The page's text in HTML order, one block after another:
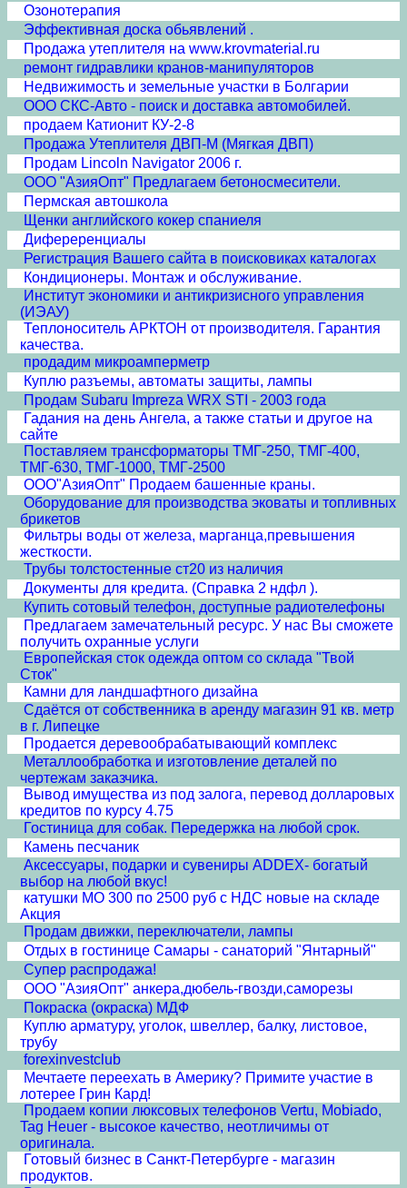
Озонотерапия
Эффективная доска обьявлений .
Продажа утеплителя на www.krovmaterial.ru
ремонт гидравлики кранов-манипуляторов
Недвижимость и земельные участки в Болгарии
ООО СКС-Авто - поиск и доставка автомобилей.
продаем Катионит КУ-2-8
Продажа Утеплителя ДВП-М (Мягкая ДВП)
Продам Lincoln Navigator 2006 г.
ООО "АзияОпт" Предлагаем бетоносмесители.
Пермская автошкола
Щенки английского кокер спаниеля
Дифереренциалы
Регистрация Вашего сайта в поисковиках каталогах
Кондиционеры. Монтаж и обслуживание.
Институт экономики и антикризисного управления
(ИЭАУ)
Теплоноситель АРКТОН от производителя. Гарантия
качества.
продадим микроамперметр
Куплю разъемы, автоматы защиты, лампы
Продам Subaru Impreza WRX STI - 2003 года
Гадания на день Ангела, а также статьи и другое на
сайте
Поставляем трансформаторы ТМГ-250, ТМГ-400,
ТМГ-630, ТМГ-1000, ТМГ-2500
ООО"АзияОпт" Продаем башенные краны.
Оборудование для производства эковаты и топливных
брикетов
Фильтры воды от железа, марганца,превышения
жесткости.
Трубы толстостенные ст20 из наличия
Документы для кредита. (Справка 2 ндфл ).
Купить сотовый телефон, доступные радиотелефоны
Предлагаем замечательный ресурс. У нас Вы сможете
получить охранные услуги
Европейская сток одежда оптом со склада "Твой
Сток"
Камни для ландшафтного дизайна
Сдаётся от собственника в аренду магазин 91 кв. метр
в г. Липецке
Продается деревообрабатывающий комплекс
Металлообработка и изготовление деталей по
чертежам заказчика.
Вывод имущества из под залога, перевод долларовых
кредитов по курсу 4.75
Гостиница для собак. Передержка на любой срок.
Камень песчаник
Аксессуары, подарки и сувениры ADDEX- богатый
выбор на любой вкус!
катушки МО 300 по 2500 руб с НДС новые на складе
Акция
Продам движки, переключатели, лампы
Отдых в гостинице Самары - санаторий "Янтарный"
Супер распродажа!
ООО "АзияОпт" анкера,дюбель-гвозди,саморезы
Покраска (окраска) МДФ
Куплю арматуру, уголок, швеллер, балку, листовое,
трубу
forexinvestclub
Мечтаете переехать в Америку? Примите участие в
лотерее Грин Кард!
Продаем копии люксовых телефонов Vertu, Mobiado,
Tag Heuer - высокое качество, неотличимы от
оригинала.
Готовый бизнес в Санкт-Петербурге - магазин
продуктов.